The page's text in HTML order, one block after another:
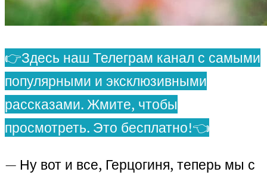
👉Здесь наш Телеграм канал с самыми
популярными и эксклюзивными
рассказами. Жмите, чтобы
просмотреть. Это бесплатно!👈
— Ну вот и все, Герцогиня, теперь мы с